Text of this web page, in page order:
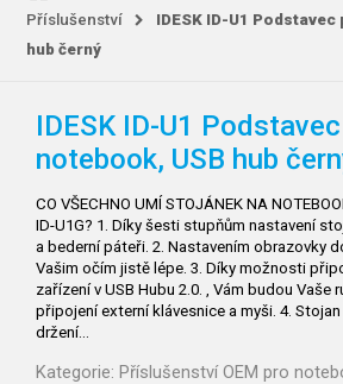
Příslušenství
IDESK ID-U1
hub černý
IDESK ID-U1
notebook, USB hub
CO VŠECHNO UMÍ STOJÁNEK NA
ID-U1G? 1. Díky šesti stupňům nastavení
a bederní páteři. 2. Nastavením obrazovky
Vašim očím jistě lépe. 3. Díky možnosti
zařízení v USB Hubu 2.0. , Vám budou Vaše
připojení externí klávesnice a myši. 4.
držení…
Kategorie: Příslušenství OEM pro